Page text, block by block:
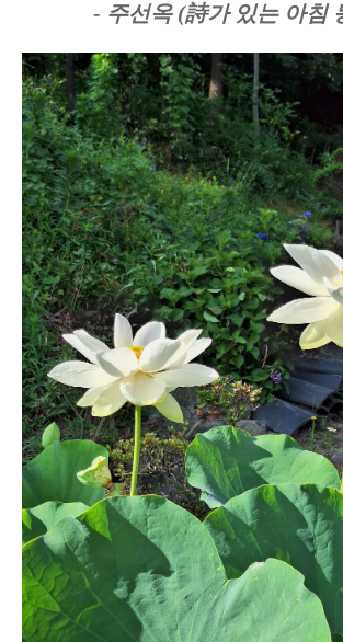
- 주선옥 (詩가 있는 아침